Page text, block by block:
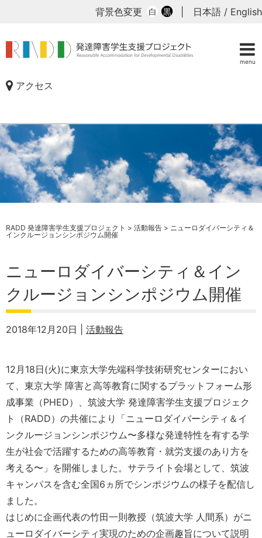
menu
背景色変更 白 黒 日本語 / English
アクセス
RADD 発達障害学生支援プロジェクト > 活動報告 > ニューロダイバーシティ＆
インクルージョンシンポジウム開催
ニューロダイバーシティ＆イン
クルージョンシンポジウム開催
2018年12月20日 | 活動報告
12月18日(火)に東京大学先端科学技術研究センターにおい
て、東京大学 障害と高等教育に関するプラットフォーム形
成事業（PHED）、筑波大学 発達障害学生支援プロジェク
ト（RADD）の共催により「ニューロダイバーシティ＆イ
ンクルージョンシンポジウム〜多様な発達特性を有する学
生が社会で活躍するための高等教育・就労支援のあり方を
考える〜」を開催しました。サテライト会場として、筑波
キャンパスを含む全国6ヵ所でシンポジウムの様子を配信し
ました。
はじめに企画代表の竹田一則教授（筑波大学 人間系）がニ
ューロダイバーシティ実現のための企画趣旨について説明